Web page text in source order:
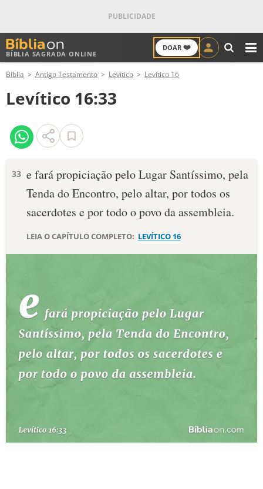
BÍBLIA SAGRADA ONLINE
DOAR ❤️
ANTIGO TESTAMENTO
NOVO TESTAMENTO
VERSÍCULOS
PALAVRA DO DIA
DEVOCIONAL DIÁRIO
ESTUDOS BÍBLICOS
ESBOÇOS DE PREGAÇÃO
TEMAS
TERMO BÍBLICO
Bíblia Antigo Testamento Levítico Levítico 16
Levítico 16:33
33 e fará propiciação pelo Lugar Santíssimo, pela
Tenda do Encontro, pelo altar, por todos os
sacerdotes e por todo o povo da assembleia.
LEIA O CAPÍTULO COMPLETO: LEVÍTICO 16